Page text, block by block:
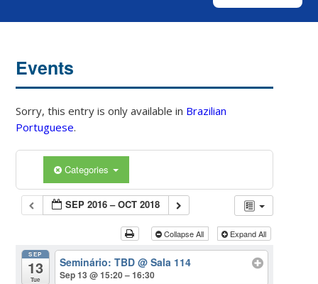
Events
Sorry, this entry is only available in Brazilian
Portuguese.
Categories
SEP 2016 – OCT 2018
Collapse All Expand All
SEP
13
Tue
Seminário: TBD@ Sala 114
Sep 13 @ 15:20 – 16:30